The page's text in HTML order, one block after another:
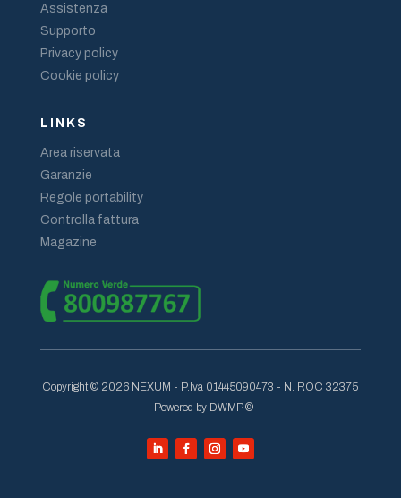
Assistenza
Supporto
Privacy policy
Cookie policy
LINKS
Area riservata
Garanzie
Regole portability
Controlla fattura
Magazine
Copyright © 2026 NEXUM - P.Iva 01445090473 - N. ROC 32375
- Powered by DWMP ©